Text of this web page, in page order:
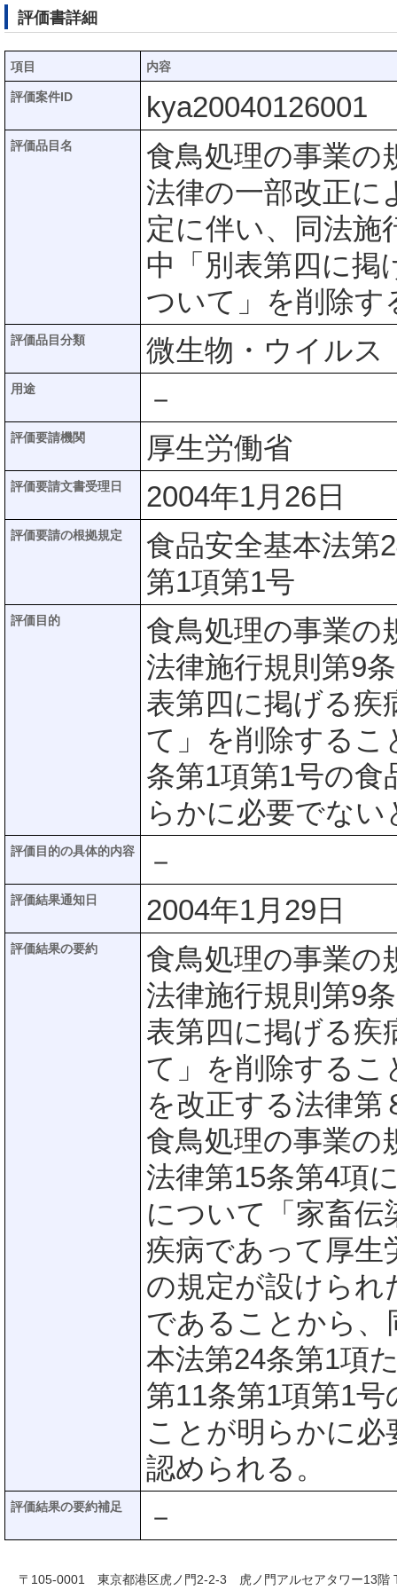
評価書詳細
項目 内容
評価案件ID kya20040126001
評価品目名
食鳥処理の事業の
法律の一部改正に
定に伴い、同法施
中「別表第四に掲
ついて」を削除す
評価品目分類 微生物・ウイルス
用途 －
評価要請機関 厚生労働省
評価要請文書受理日 2004年1月26日
評価要請の根拠規定
食品安全基本法第
第1項第1号
評価目的
食鳥処理の事業の
法律施行規則第9
表第四に掲げる疾
て」を削除するこ
条第1項第1号の
らかに必要でな
評価目的の具体的内容 －
評価結果通知日 2004年1月29日
評価結果の要約
食鳥処理の事業の
法律施行規則第9
表第四に掲げる疾
て」を削除するこ
を改正する法律第
食鳥処理の事業の
法律第15条第4項
について「家畜伝
疾病であって厚生
の規定が設けられ
であることから、
本法第24条第1項
第11条第1項第1
ことが明らかに
認められる。
評価結果の要約補足 －
〒105-0001 東京都港区虎ノ門2-2-3 虎ノ門アルセアタワー13階